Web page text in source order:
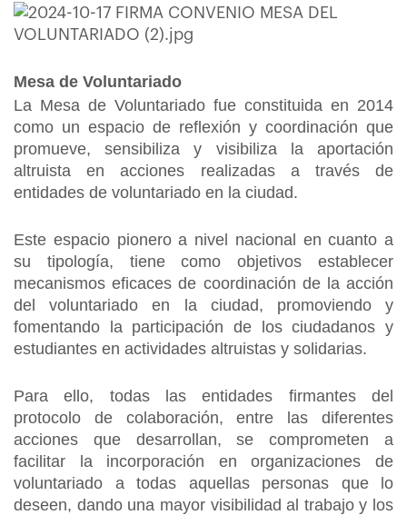
Mesa de Voluntariado
La Mesa de Voluntariado fue constituida en 2014
como un espacio de reflexión y coordinación que
promueve, sensibiliza y visibiliza la aportación
altruista en acciones realizadas a través de
entidades de voluntariado en la ciudad.
Este espacio pionero a nivel nacional en cuanto a
su tipología, tiene como objetivos establecer
mecanismos eficaces de coordinación de la acción
del voluntariado en la ciudad, promoviendo y
fomentando la participación de los ciudadanos y
estudiantes en actividades altruistas y solidarias.
Para ello, todas las entidades firmantes del
protocolo de colaboración, entre las diferentes
acciones que desarrollan, se comprometen a
facilitar la incorporación en organizaciones de
voluntariado a todas aquellas personas que lo
deseen, dando una mayor visibilidad al trabajo y los